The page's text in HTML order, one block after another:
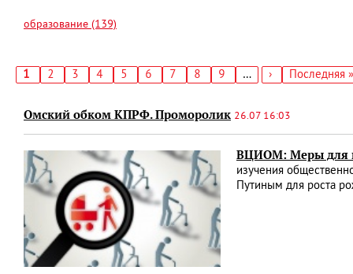
образование (139)
Текущая
1 Страница
2 Страница
3 Страница
4 Страница
5 Страница
6 Страница
7 Страница
8 Страница
9 …
Следующая
›
Последняя
Последняя »
Омский обком КПРФ. Проморолик 26.07 16:03
ВЦИОМ: Меры для
изучения
Путиным для роста